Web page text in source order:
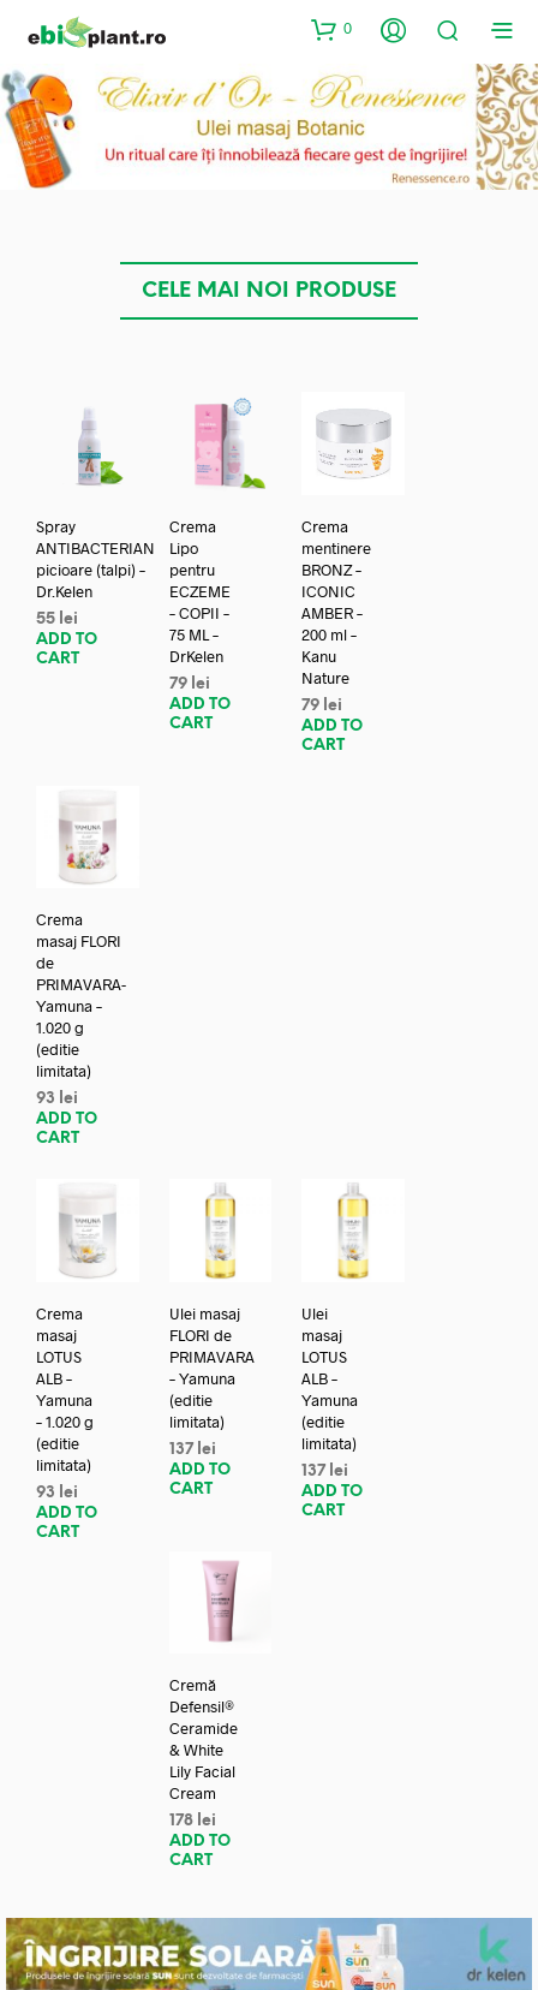
0
CELE MAI NOI PRODUSE
Spray
ANTIBACTERIAN
picioare (talpi) –
Dr.Kelen
55 lei
ADD TO
CART
Crema
Lipo
pentru
ECZEME
– COPII –
75 ML –
DrKelen
79 lei
ADD TO
CART
Crema
mentinere
BRONZ –
ICONIC
AMBER –
200 ml –
Kanu
Nature
79 lei
ADD TO
CART
Crema
masaj FLORI
de
PRIMAVARA-
Yamuna –
1.020 g
(editie
limitata)
93
lei
ADD TO
CART
Crema
masaj
LOTUS
ALB –
Yamuna
– 1.020 g
(editie
limitata)
93
lei
ADD TO
CART
Ulei masaj
FLORI de
PRIMAVARA
– Yamuna
(editie
limitata)
137 lei
ADD TO
CART
Ulei
masaj
LOTUS
ALB –
Yamuna
(editie
limitata)
137 lei
ADD TO
CART
Cremă
Defensil®
Ceramide
& White
Lily Facial
Cream
178 lei
ADD TO
CART